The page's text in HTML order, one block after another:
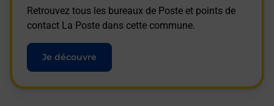
Retrouvez tous les bureaux de Poste et points de
contact La Poste dans cette commune.
Je découvre